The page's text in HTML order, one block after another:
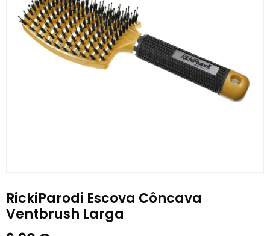
RickiParodi Escova Côncava
Ventbrush Larga